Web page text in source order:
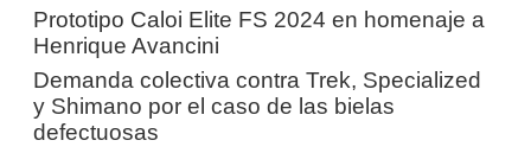
Prototipo Caloi Elite FS 2024 en homenaje a
Henrique Avancini
Demanda colectiva contra Trek, Specialized
y Shimano por el caso de las bielas
defectuosas